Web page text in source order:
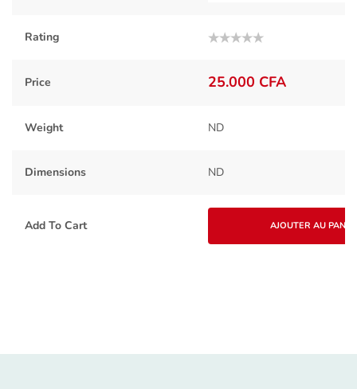
Rating
sur
5
Price 25.000 CFA
Weight ND
Dimensions ND
Add To Cart AJOUTER AU